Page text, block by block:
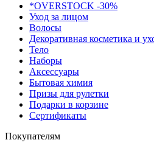
*OVERSTOCK -30%
Уход за лицом
Волосы
Декоративная косметика и
Тело
Наборы
Аксессуары
Бытовая химия
Призы для рулетки
Подарки в корзине
Сертификаты
Покупателям